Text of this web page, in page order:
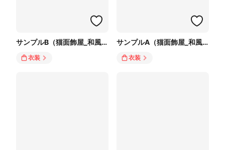
サンプルB（猫面飾屋_和風サイバーKIMONO白）
衣装
サンプルA（猫面飾屋_和風サイバーKIMONO黒）
衣装